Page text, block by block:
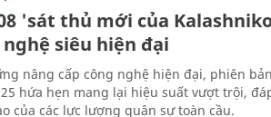
'sát thủ mới của
nghệ siêu hiện đại
nâng cấp công nghệ hiện đại, phiên
hứa hẹn mang lại hiệu suất vượt trội,
của các lực lượng quân sự toàn cầu.